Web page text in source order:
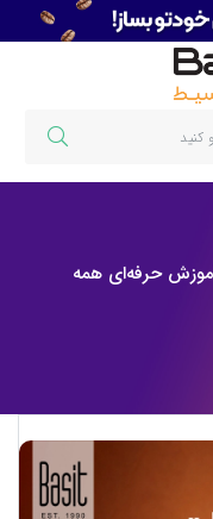
حرفه‌ای همه